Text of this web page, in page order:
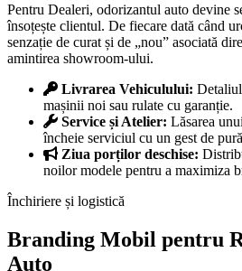
Pentru Dealeri, odorizantul auto devine
însoțește clientul. De fiecare dată când
senzație de curat și de „nou” asociată
amintirea showroom-ului.
Livrarea Vehiculului:
mașinii noi sau rulate cu garanție.
Service și Atelier: Lăsarea
încheie serviciul cu un gest de
Ziua porților deschise:
noilor modele pentru a maximiza
Închiriere și logistică
Branding Mobil pentru
Auto